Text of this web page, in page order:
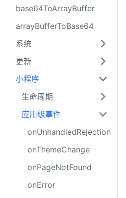
base64ToArrayBuffer
arrayBufferToBase64
系统
更新
小程序
生命周期
应用级事件
onUnhandledRejection
onThemeChange
onPageNotFound
onError